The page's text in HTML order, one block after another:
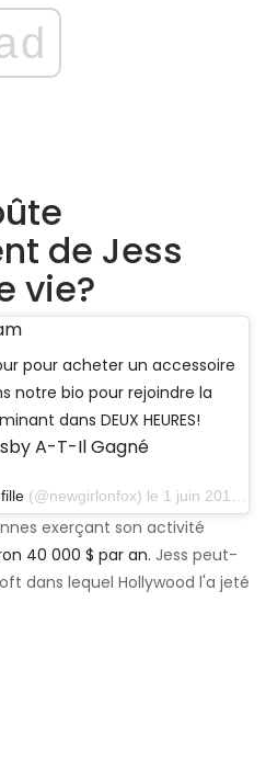
de Jess
vie?
pour acheter un accessoire
notre bio pour rejoindre la
dans DEUX HEURES!
A-T-Il Gagné
(@newgirlonfox) le 1 juin 2018 à 15h48 PDT
exerçant son activité
40 000 $ par an. Jess peut-
dans lequel Hollywood l'a jeté